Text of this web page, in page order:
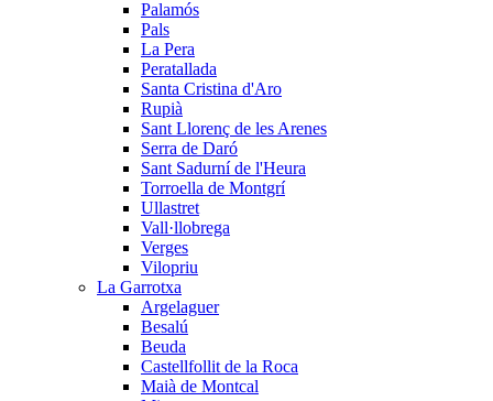
Palamós
Pals
La Pera
Peratallada
Santa Cristina d'Aro
Rupià
Sant Llorenç de les Arenes
Serra de Daró
Sant Sadurní de l'Heura
Torroella de Montgrí
Ullastret
Vall·llobrega
Verges
Vilopriu
La Garrotxa
Argelaguer
Besalú
Beuda
Castellfollit de la Roca
Maià de Montcal